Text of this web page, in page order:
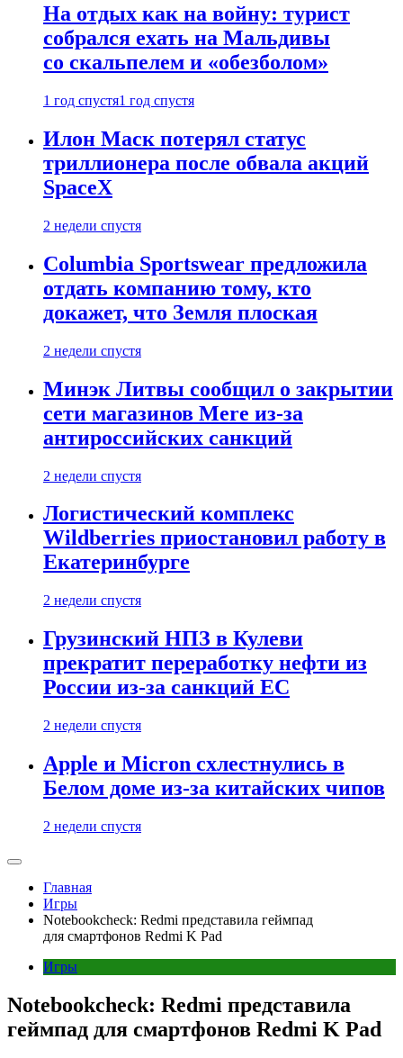
На отдых как на войну: турист
собрался ехать на Мальдивы
со скальпелем и «обезболом»
1 год спустя1 год спустя
Илон Маск потерял статус
триллионера после обвала акций
SpaceX
2 недели спустя
Columbia Sportswear предложила
отдать компанию тому, кто
докажет, что Земля плоская
2 недели спустя
Минэк Литвы сообщил о закрытии
сети магазинов Mere из-за
антироссийских санкций
2 недели спустя
Логистический комплекс
Wildberries приостановил работу в
Екатеринбурге
2 недели спустя
Грузинский НПЗ в Кулеви
прекратит переработку нефти из
России из-за санкций ЕС
2 недели спустя
Apple и Micron схлестнулись в
Белом доме из-за китайских чипов
2 недели спустя
Главная
Игры
Notebookcheck: Redmi представила геймпад
для смартфонов Redmi K Pad
Игры
Notebookcheck: Redmi представила
геймпад для смартфонов Redmi K Pad